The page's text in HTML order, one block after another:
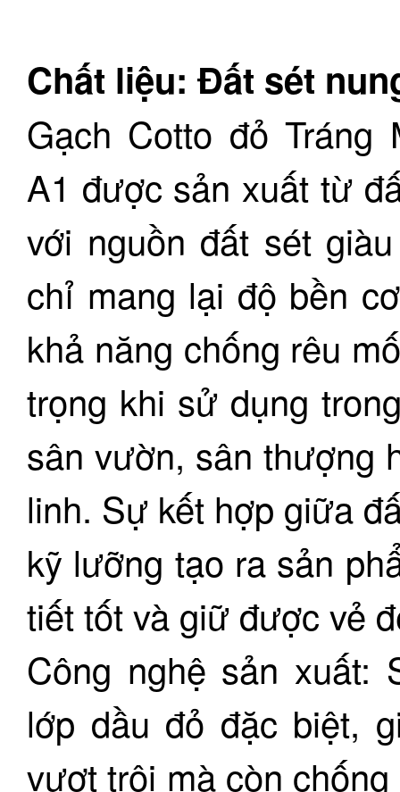
Chất liệu: Đất sét
Gạch Cotto đỏ Tráng
A1 được sản xuất từ
với nguồn đất sét
chỉ mang lại độ bền
khả năng chống rêu
trọng khi sử dụng
sân vườn, sân thượng
linh. Sự kết hợp giữa
kỹ lưỡng tạo ra sản
tiết tốt và giữ được vẻ
Công nghệ sản xuất:
lớp dầu đỏ đặc biệt,
vượt trội mà còn